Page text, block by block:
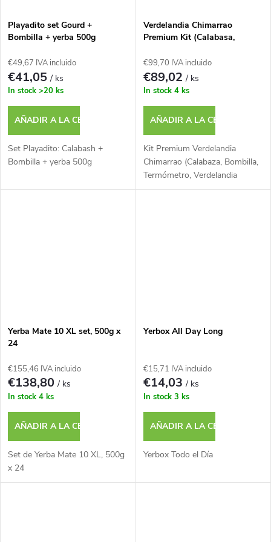
Playadito set Gourd +
Bombilla + yerba 500g
€49,67 IVA incluido
€41,05/ ks
In stock >20 ks
AÑADIR A LA CESTA
Set Playadito: Calabash +
Bombilla + yerba 500g
Verdelandia Chimarrao
Premium Kit (Calabasa,
Verdelandia Premium1kg)
€99,70 IVA incluido
€89,02/ ks
In stock 4 ks
AÑADIR A LA CESTA
Kit Premium Verdelandia
Chimarrao (Calabaza, Bombilla,
Termómetro, Verdelandia
Premium 1kg)
Yerba Mate 10 XL set, 500g x
24
€155,46 IVA incluido
€138,80/ ks
In stock 4 ks
AÑADIR A LA CESTA
Set de Yerba Mate 10 XL, 500g
x 24
Yerbox All Day Long
€15,71 IVA incluido
€14,03/ ks
In stock 3 ks
AÑADIR A LA CESTA
Yerbox Todo el Día